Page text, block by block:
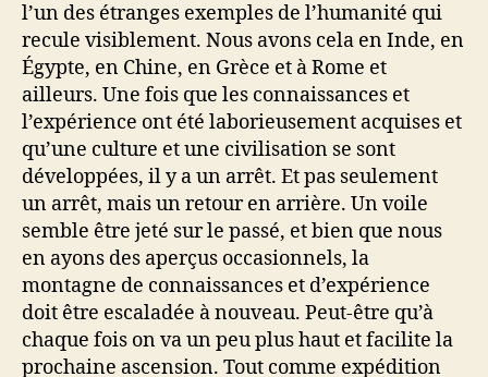
l’un des étranges exemples de l’humanité qui
recule visiblement. Nous avons cela en Inde, en
Égypte, en Chine, en Grèce et à Rome et
ailleurs. Une fois que les connaissances et
l’expérience ont été laborieusement acquises et
qu’une culture et une civilisation se sont
développées, il y a un arrêt. Et pas seulement
un arrêt, mais un retour en arrière. Un voile
semble être jeté sur le passé, et bien que nous
en ayons des aperçus occasionnels, la
montagne de connaissances et d’expérience
doit être escaladée à nouveau. Peut-être qu’à
chaque fois on va un peu plus haut et facilite la
prochaine ascension. Tout comme expédition